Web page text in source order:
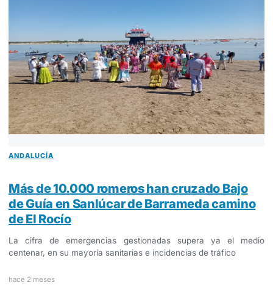
ANDALUCÍA
Más de 10.000 romeros han cruzado Bajo
de Guía en Sanlúcar de Barrameda camino
de El Rocío
La cifra de emergencias gestionadas supera ya el medio
centenar, en su mayoría sanitarias e incidencias de tráfico
hace 2 meses